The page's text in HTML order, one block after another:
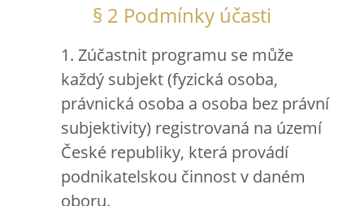
§ 2 Podmínky účasti
1. Zúčastnit programu se může
každý subjekt (fyzická osoba,
právnická osoba a osoba bez právní
subjektivity) registrovaná na území
České republiky, která provádí
podnikatelskou činnost v daném
oboru.